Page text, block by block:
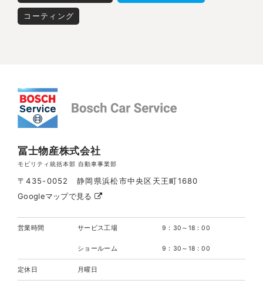
コーティング
冨士物産株式会社
モビリティ統括本部 自動車事業部
〒435-0052 静岡県浜松市中央区天王町1680
Googleマップで見る
営業時間 サービス工場 9：30～18：00
ショールーム 9：30～18：00
定休日 月曜日